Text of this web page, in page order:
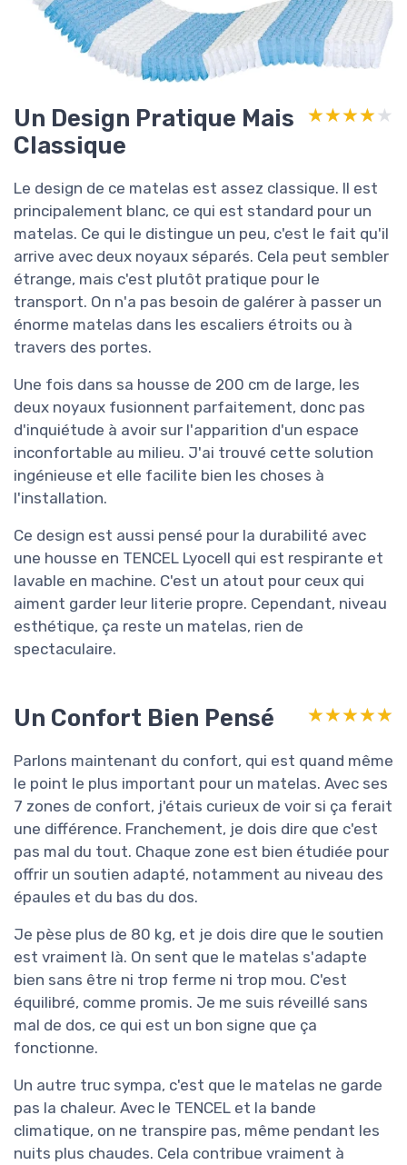
Un Design Pratique Mais
Classique
★★★★★
★★★★★
Le design de ce matelas est assez classique. Il est
principalement blanc, ce qui est standard pour un
matelas. Ce qui le distingue un peu, c'est le fait qu'il
arrive avec deux noyaux séparés. Cela peut sembler
étrange, mais c'est plutôt pratique pour le
transport. On n'a pas besoin de galérer à passer un
énorme matelas dans les escaliers étroits ou à
travers des portes.
Une fois dans sa housse de 200 cm de large, les
deux noyaux fusionnent parfaitement, donc pas
d'inquiétude à avoir sur l'apparition d'un espace
inconfortable au milieu. J'ai trouvé cette solution
ingénieuse et elle facilite bien les choses à
l'installation.
Ce design est aussi pensé pour la durabilité avec
une housse en TENCEL Lyocell qui est respirante et
lavable en machine. C'est un atout pour ceux qui
aiment garder leur literie propre. Cependant, niveau
esthétique, ça reste un matelas, rien de
spectaculaire.
Un Confort Bien Pensé ★★★★★
★★★★★
Parlons maintenant du confort, qui est quand même
le point le plus important pour un matelas. Avec ses
7 zones de confort, j'étais curieux de voir si ça ferait
une différence. Franchement, je dois dire que c'est
pas mal du tout. Chaque zone est bien étudiée pour
offrir un soutien adapté, notamment au niveau des
épaules et du bas du dos.
Je pèse plus de 80 kg, et je dois dire que le soutien
est vraiment là. On sent que le matelas s'adapte
bien sans être ni trop ferme ni trop mou. C'est
équilibré, comme promis. Je me suis réveillé sans
mal de dos, ce qui est un bon signe que ça
fonctionne.
Un autre truc sympa, c'est que le matelas ne garde
pas la chaleur. Avec le TENCEL et la bande
climatique, on ne transpire pas, même pendant les
nuits plus chaudes. Cela contribue vraiment à